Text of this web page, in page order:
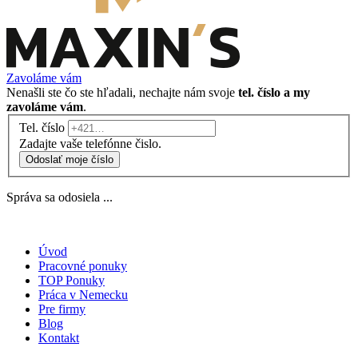
Zavoláme vám
Nenašli ste čo ste hľadali, nechajte nám svoje tel. číslo a my
zavoláme vám.
Tel. číslo
Zadajte vaše telefónne čislo.
Odoslať moje číslo
Správa sa odosiela ...
Úvod
Pracovné ponuky
TOP Ponuky
Práca v Nemecku
Pre firmy
Blog
Kontakt